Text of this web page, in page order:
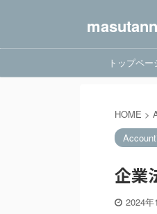
トップペー
HOME >
企業
2024年